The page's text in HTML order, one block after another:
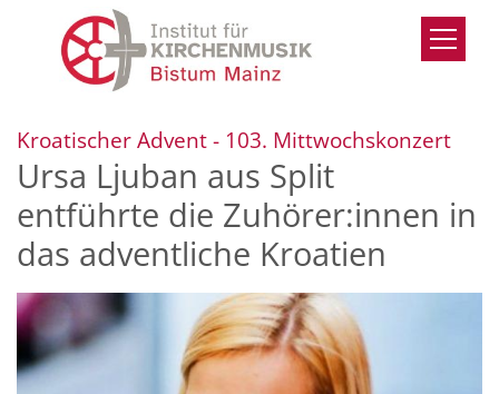
Zum Inhalt springen
Kroatischer Advent - 103. Mittwochskonzert:
Ursa Ljuban aus Split
entführte die Zuhörer:innen in
das adventliche Kroatien